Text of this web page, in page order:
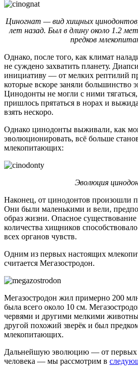
Циногнат — вид хищных
лет назад. Был в длину около 1.2
предков
Однако, после того, как климат
не суждено захватить планету.
инициативу — от мелких рептилий
которые вскоре заняли большинство
Цинодонты не могли с ними
пришлось прятаться в норах и
взять нескоро.
Однако цинодонты выживали, как
эволюционировать, всё больше
млекопитающих:
Эволюция
Наконец, от цинодонтов произошли
Они были маленькими и вели,
образ жизни. Опасное
количества хищников
всех органов чувств.
Одним из первых настоящих
считается Мегазостродон.
Мегазостродон жил примерно 200
была всего около 10 см.
червями и другими мелкими
другой похожий зверёк и был
млекопитающих.
Дальнейшую эволюцию — от первых
человека — мы рассмотрим в